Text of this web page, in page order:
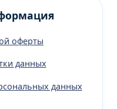
оферты
данных
данных